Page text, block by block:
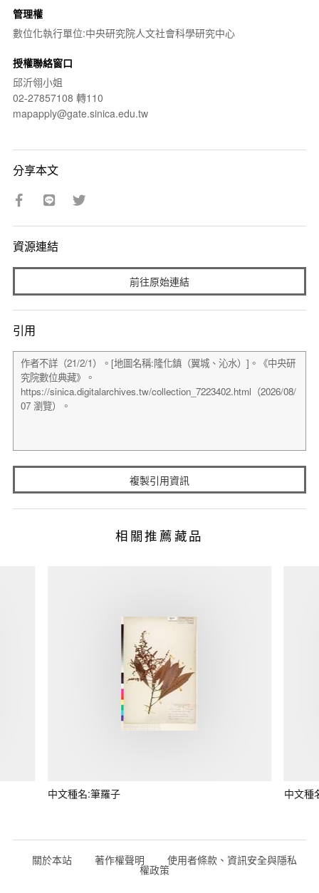
管理權
數位化執行單位:中央研究院人文社會科學研究中心
授權聯絡窗口
邱沂翎小姐
02-27857108 轉110
mapapply@gate.sinica.edu.tw
分享本文
資源連結
前往原始連結
引用
複製引用資訊
相關推薦藏品
中文種名:筆羅子 中文種
關於本站 著作權聲明 使用者條款、資訊安全與隱私
權政策